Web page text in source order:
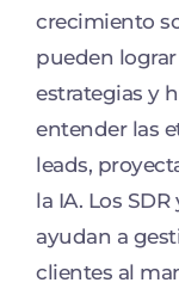
crecimiento
pueden
estrategias y
entender las
leads,
la IA. Los
ayudan a
clientes al